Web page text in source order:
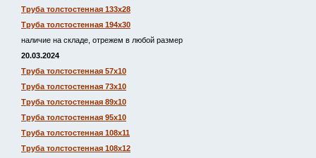
Труба толстостенная 133х28
Труба толстостенная 194х30
наличие на складе, отрежем в любой размер
20.03.2024
Труба толстостенная 57х10
Труба толстостенная 73х10
Труба толстостенная 89х10
Труба толстостенная 95х10
Труба толстостенная 108х11
Труба толстостенная 108х12